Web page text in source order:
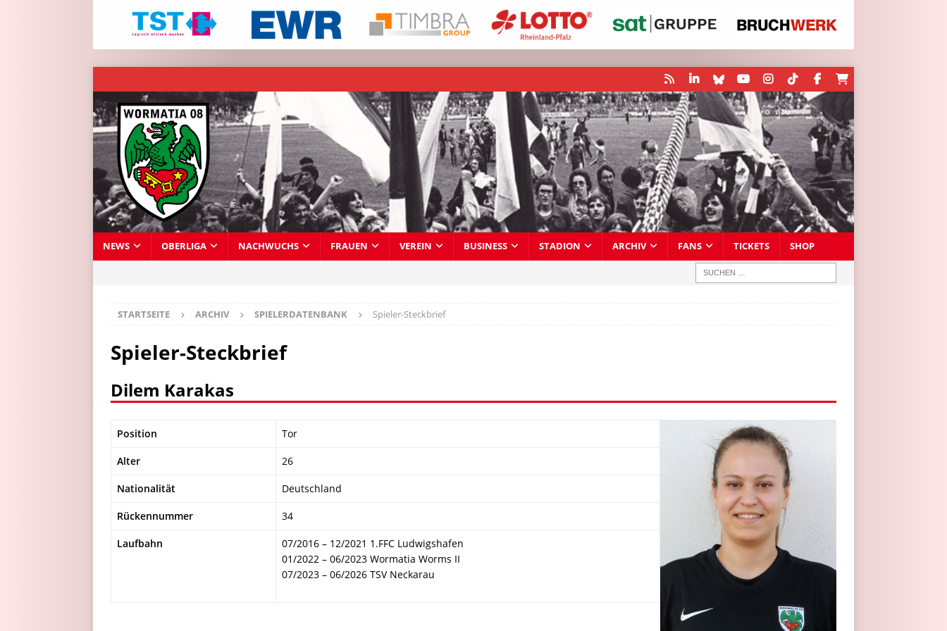
NEWS OBERLIGA NACHWUCHS FRAUEN VEREIN BUSINESS STADION ARCHIV FANS TICKETS SHOP
STARTSEITE ARCHIV SPIELERDATENBANK Spieler-Steckbrief
Spieler-Steckbrief
Dilem Karakas
Position Tor
Alter 26
Nationalität Deutschland
Rückennummer 34
Laufbahn
07/2016 – 12/2021 1.FFC Ludwigshafen
01/2022 – 06/2023 Wormatia Worms II
07/2023 – 06/2026 TSV Neckarau